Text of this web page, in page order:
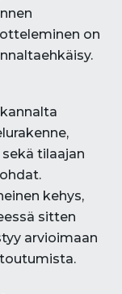
on
tilaajan
kehys,
sitten
arvioimaan